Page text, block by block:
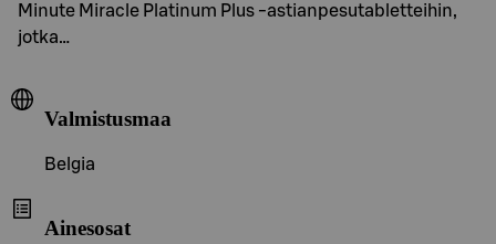
Minute Miracle Platinum Plus -astianpesutabletteihin,
jotka…
Valmistusmaa
Belgia
Ainesosat